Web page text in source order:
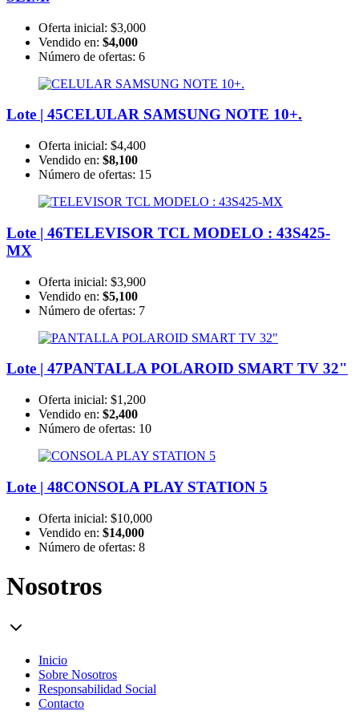
Oferta inicial: $3,000
Vendido en: $4,000
Número de ofertas: 6
Lote | 45CELULAR SAMSUNG NOTE 10+.
Oferta inicial: $4,400
Vendido en: $8,100
Número de ofertas: 15
Lote | 46TELEVISOR TCL MODELO : 43S425-
MX
Oferta inicial: $3,900
Vendido en: $5,100
Número de ofertas: 7
Lote | 47PANTALLA POLAROID SMART TV 32"
Oferta inicial: $1,200
Vendido en: $2,400
Número de ofertas: 10
Lote | 48CONSOLA PLAY STATION 5
Oferta inicial: $10,000
Vendido en: $14,000
Número de ofertas: 8
Nosotros
Inicio
Sobre Nosotros
Responsabilidad Social
Contacto